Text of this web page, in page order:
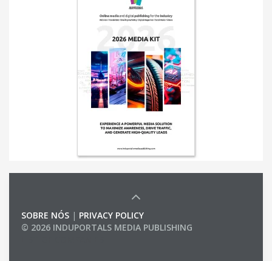
SOBRE NÓS | PRIVACY POLICY
© 2026 INDUPORTALS MEDIA PUBLISHING